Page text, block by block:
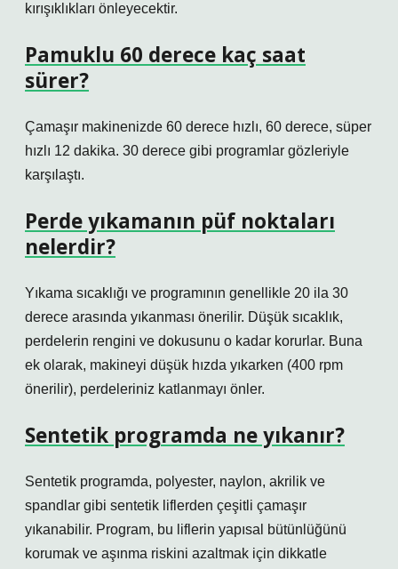
kırışıklıkları önleyecektir.
Pamuklu 60 derece kaç saat
sürer?
Çamaşır makinenizde 60 derece hızlı, 60 derece, süper
hızlı 12 dakika. 30 derece gibi programlar gözleriyle
karşılaştı.
Perde yıkamanın püf noktaları
nelerdir?
Yıkama sıcaklığı ve programının genellikle 20 ila 30
derece arasında yıkanması önerilir. Düşük sıcaklık,
perdelerin rengini ve dokusunu o kadar korurlar. Buna
ek olarak, makineyi düşük hızda yıkarken (400 rpm
önerilir), perdeleriniz katlanmayı önler.
Sentetik programda ne yıkanır?
Sentetik programda, polyester, naylon, akrilik ve
spandlar gibi sentetik liflerden çeşitli çamaşır
yıkanabilir. Program, bu liflerin yapısal bütünlüğünü
korumak ve aşınma riskini azaltmak için dikkatle